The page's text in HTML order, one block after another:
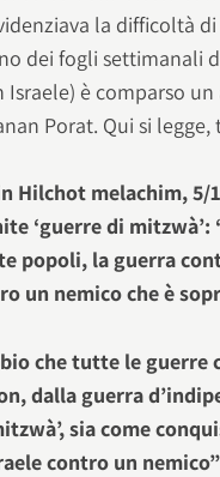
la difficoltà
dei fogli settimanali
Israele) è comparso
Porat. Qui si legge,
Hilchot melachim,
‘guerre di
popoli, la guerra
un nemico che è
che tutte le
dalla guerra
sia come
contro un